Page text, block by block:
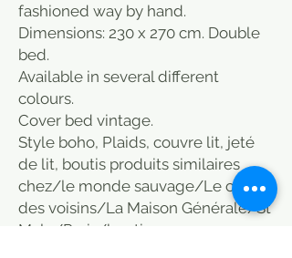
fashioned way by hand.
Dimensions: 230 x 270 cm. Double
bed.
Available in several different
colours.
Cover bed vintage.
Style boho, Plaids, couvre lit, jeté
de lit, boutis produits similaires
chez/le monde sauvage/Le coin
des voisins/La Maison Générale/St
Malo/Paris/boutique